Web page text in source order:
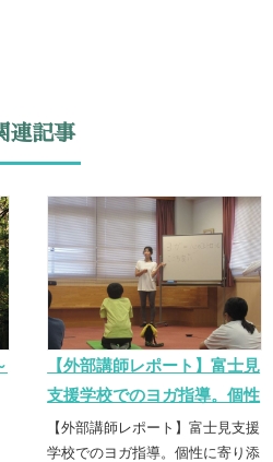
連記事
【外部講師レポート】富士見
支援学校でのヨガ指導。個性
に寄り添う「誠実なヨガ」の
実践
【外部講師レポート】富士見支援
学校でのヨガ指導。個性に寄り添